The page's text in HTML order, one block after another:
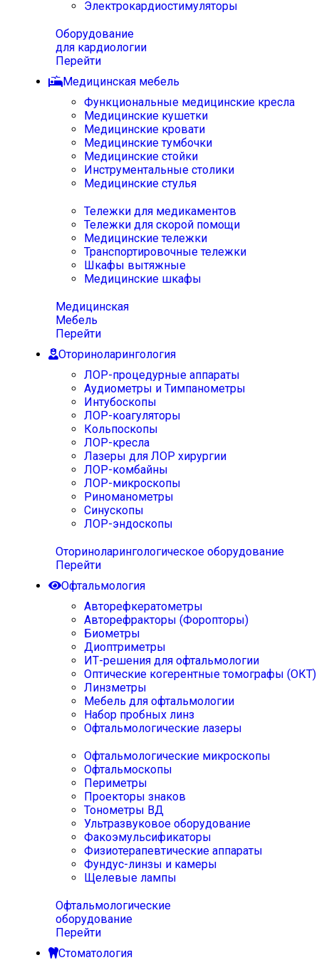
Электрокардиостимуляторы
Оборудование
для кардиологии
Перейти
Медицинская мебель
Функциональные медицинские кресла
Медицинские кушетки
Медицинские кровати
Медицинские тумбочки
Медицинские стойки
Инструментальные столики
Медицинские стулья
Тележки для медикаментов
Тележки для скорой помощи
Медицинские тележки
Транспортировочные тележки
Шкафы вытяжные
Медицинские шкафы
Медицинская
Мебель
Перейти
Оториноларингология
ЛОР-процедурные аппараты
Аудиометры и Тимпанометры
Интубоскопы
ЛОР-коагуляторы
Кольпоскопы
ЛОР-кресла
Лазеры для ЛОР хирургии
ЛОР-комбайны
ЛОР-микроскопы
Риноманометры
Синускопы
ЛОР-эндоскопы
Оториноларингологическое оборудование
Перейти
Офтальмология
Авторефкератометры
Авторефракторы (Форопторы)
Биометры
Диоптриметры
ИТ-решения для офтальмологии
Оптические когерентные томографы (ОКТ)
Линзметры
Мебель для офтальмологии
Набор пробных линз
Офтальмологические лазеры
Офтальмологические микроскопы
Офтальмоскопы
Периметры
Проекторы знаков
Тонометры ВД
Ультразвуковое оборудование
Факоэмульсификаторы
Физиотерапевтические аппараты
Фундус-линзы и камеры
Щелевые лампы
Офтальмологические
оборудование
Перейти
Стоматология